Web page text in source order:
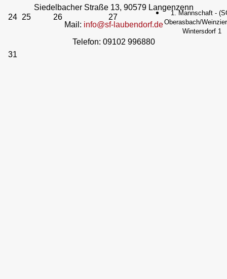
24 25 26 27
1. Mannschaft -
Oberasbach/
Wintersdorf 1
31
Siedelbacher Straße 13, 90579 Langenzenn
Mail: info@sf-laubendorf.de
Telefon: 09102 996880